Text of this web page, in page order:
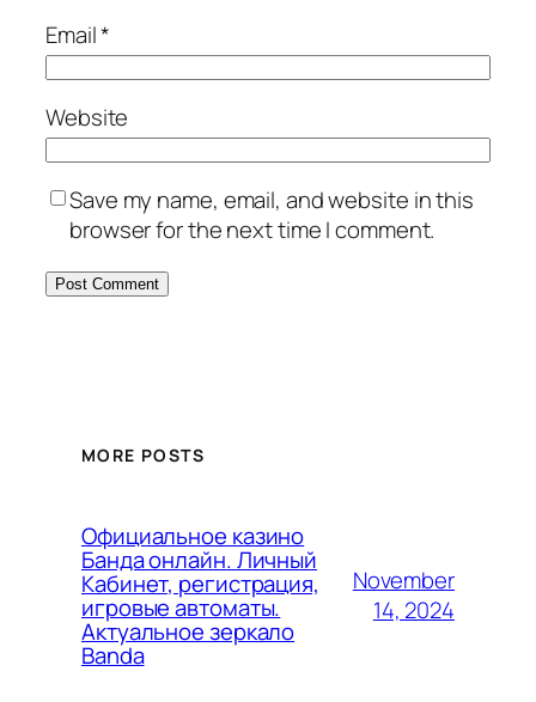
Email*
Website
Save my name, email, and website in this
browser for the next time I comment.
MORE POSTS
Официальное казино
Банда онлайн. Личный
Кабинет, регистрация,
игровые автоматы.
Актуальное зеркало
Banda
November
14, 2024